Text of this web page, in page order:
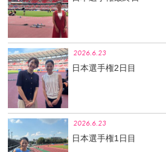
2026.6.23
日本選手権2日目
2026.6.23
日本選手権1日目